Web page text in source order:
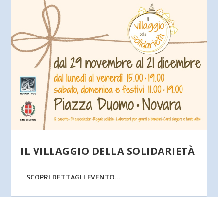
IL VILLAGGIO DELLA SOLIDARIETÀ
SCOPRI DETTAGLI EVENTO...